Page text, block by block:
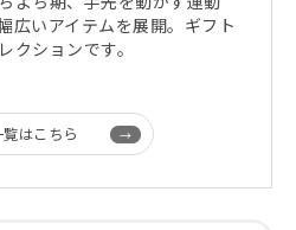
広いアイテムを展開。ギフト
クションです。
はこちら